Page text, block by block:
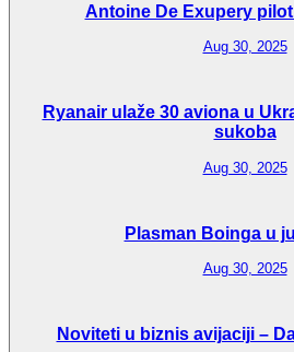
Antoine De Exupery
Aug 30, 2025
Ryanair ulaže 30 aviona u
sukoba
Aug 30, 2025
Plasman Boinga u
Aug 30, 2025
Noviteti u biznis avijaciji –